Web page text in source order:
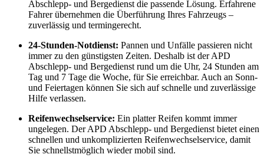
Abschlepp- und Bergedienst die passende Lösung. Erfahrene
Fahrer übernehmen die Überführung Ihres Fahrzeugs –
zuverlässig und termingerecht.
24-Stunden-Notdienst: Pannen und Unfälle passieren nicht
immer zu den günstigsten Zeiten. Deshalb ist der APD
Abschlepp- und Bergedienst rund um die Uhr, 24 Stunden am
Tag und 7 Tage die Woche, für Sie erreichbar. Auch an Sonn-
und Feiertagen können Sie sich auf schnelle und zuverlässige
Hilfe verlassen.
Reifenwechselservice: Ein platter Reifen kommt immer
ungelegen. Der APD Abschlepp- und Bergedienst bietet einen
schnellen und unkomplizierten Reifenwechselservice, damit
Sie schnellstmöglich wieder mobil sind.